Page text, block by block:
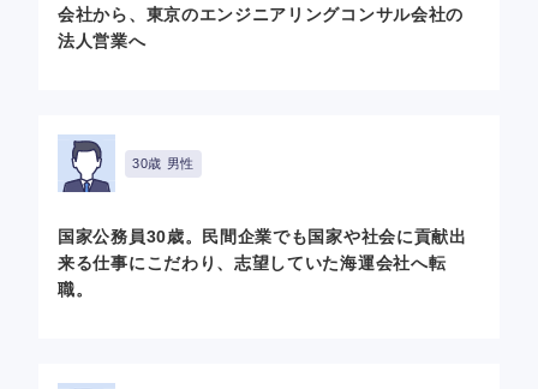
会社から、東京のエンジニアリングコンサル会社の
法人営業へ
30歳 男性
国家公務員30歳。民間企業でも国家や社会に貢献出
来る仕事にこだわり、志望していた海運会社へ転
職。